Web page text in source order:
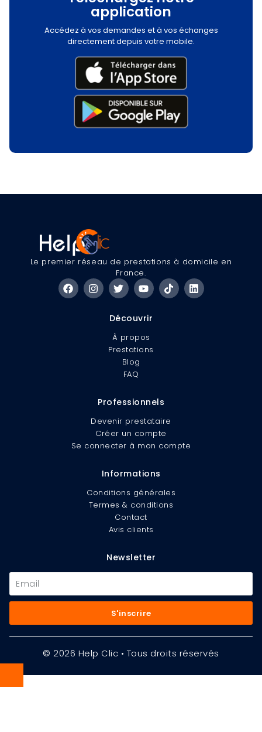
application
Accédez à vos demandes et à vos échanges
directement depuis votre mobile.
Le premier réseau de prestations à domicile en
France.
Découvrir
À propos
Prestations
Blog
FAQ
Professionnels
Devenir prestataire
Créer un compte
Se connecter à mon compte
Informations
Conditions générales
Termes & conditions
Contact
Avis clients
Newsletter
S'inscrire
© 2026 Help Clic • Tous droits réservés